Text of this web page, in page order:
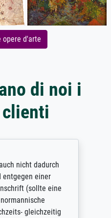
opere d'arte
di noi i
nicht dadurch
entgegen einer
(sollte eine
gleichzeitig